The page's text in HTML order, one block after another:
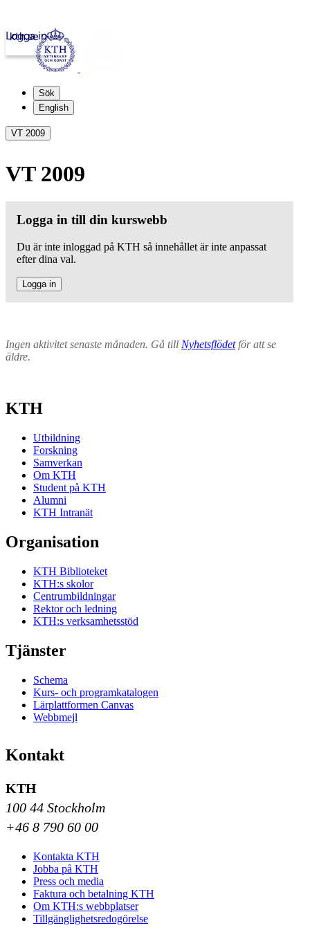
kth.se
Logga in
Sök
English
VT 2009
VT 2009
Logga in till din kurswebb
Du är inte inloggad på KTH så innehållet är inte anpassat
efter dina val.
Logga in
Ingen aktivitet senaste månaden. Gå till Nyhetsflödetför att se
äldre.
KTH
Utbildning
Forskning
Samverkan
Om KTH
Student på KTH
Alumni
KTH Intranät
Organisation
KTH Biblioteket
KTH:s skolor
Centrumbildningar
Rektor och ledning
KTH:s verksamhetsstöd
Tjänster
Schema
Kurs- och programkatalogen
Lärplattformen Canvas
Webbmejl
Kontakt
KTH
100 44 Stockholm
+46 8 790 60 00
Kontakta KTH
Jobba på KTH
Press och media
Faktura och betalning KTH
Om KTH:s webbplatser
Tillgänglighetsredogörelse